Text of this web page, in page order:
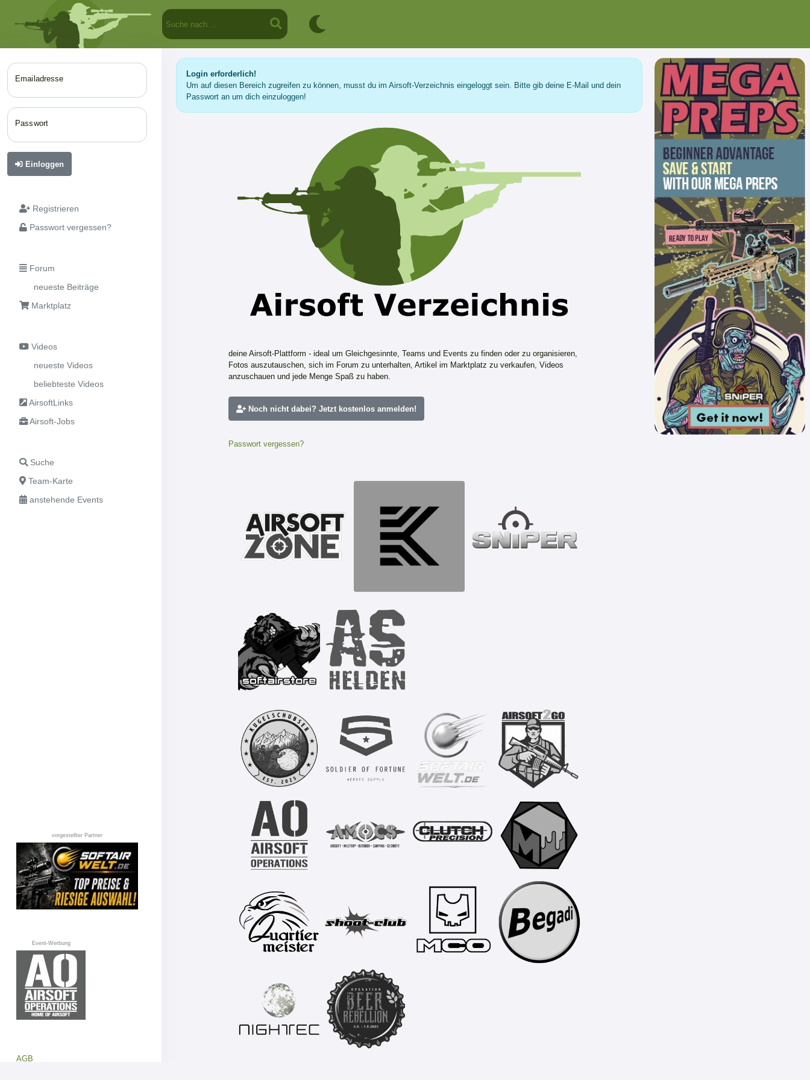
Emailadresse
Passwort
Einloggen
Registrieren
Passwort vergessen?
Forum
neueste Beiträge
Marktplatz
Videos
neueste Videos
beliebteste Videos
AirsoftLinks
Airsoft-Jobs
Suche
Team-Karte
anstehende Events
vorgestellter Partner
Event-Werbung
AGB
Login erforderlich!
Um auf diesen Bereich zugreifen zu können, musst du im Airsoft-Verzeichnis eingeloggt sein. Bitte gib deine E-Mail und dein
Passwort an um dich einzuloggen!
deine Airsoft-Plattform - ideal um Gleichgesinnte, Teams und Events zu finden oder zu organisieren,
Fotos auszutauschen, sich im Forum zu unterhalten, Artikel im Marktplatz zu verkaufen, Videos
anzuschauen und jede Menge Spaß zu haben.
Noch nicht dabei? Jetzt kostenlos anmelden!
Passwort vergessen?